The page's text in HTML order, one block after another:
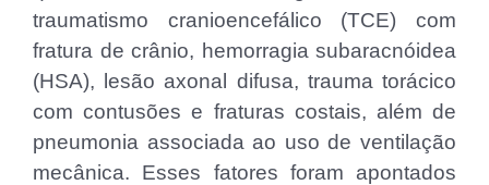
traumatismo cranioencefálico (TCE) com
fratura de crânio, hemorragia subaracnóidea
(HSA), lesão axonal difusa, trauma torácico
com contusões e fraturas costais, além de
pneumonia associada ao uso de ventilação
mecânica. Esses fatores foram apontados